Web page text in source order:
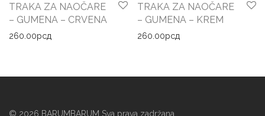
TRAKA ZA NAOČARE
– GUMENA – CRVENA
260.00рсд
TRAKA ZA NAOČARE
– GUMENA – KREM
260.00рсд
© 2026 BARUMBARUM Sva prava zadržana